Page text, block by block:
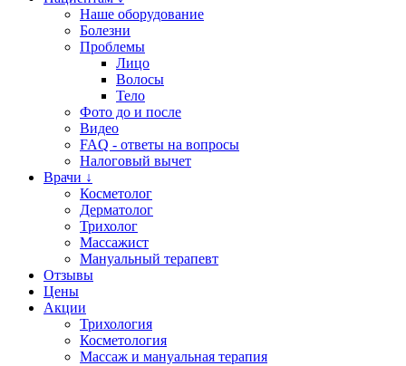
Наше оборудование
Болезни
Проблемы
Лицо
Волосы
Тело
Фото до и после
Видео
FAQ - ответы на вопросы
Налоговый вычет
Врачи ↓
Косметолог
Дерматолог
Трихолог
Массажист
Мануальный терапевт
Отзывы
Цены
Акции
Трихология
Косметология
Массаж и мануальная терапия